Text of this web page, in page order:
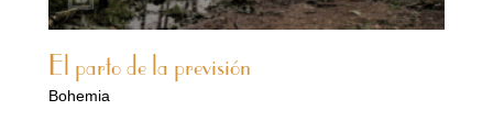
El parto de la previsión
Bohemia